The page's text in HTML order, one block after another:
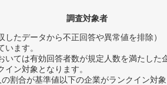
調査対象者
たデータから不正回答や異常値を排除）
ます。
ては有効回答者数が規定人数を満たした
ン対象となります。
合が基準値以下の企業がランクイン対象